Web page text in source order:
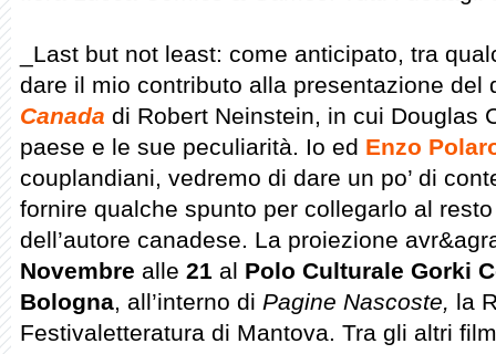
_Last but not least: come anticipato, tra
dare il mio contributo alla presentazione del
Canada di Robert Neinstein, in cui Douglas
paese e le sue peculiarità. Io ed Enzo
couplandiani, vedremo di dare un po’ di
fornire qualche spunto per collegarlo al
dell’autore canadese. La proiezione
Novembre alle 21 al Polo Culturale Gorki
Bologna, all’interno di Pagine Nascoste, la
Festivaletteratura di Mantova. Tra gli altri